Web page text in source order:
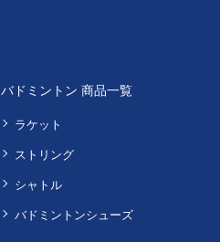
バドミントン 商品一覧
ラケット
ストリング
シャトル
バドミントンシューズ